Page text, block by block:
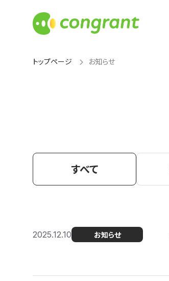
トップページ お知らせ
すべて
2025.12.10 お知らせ